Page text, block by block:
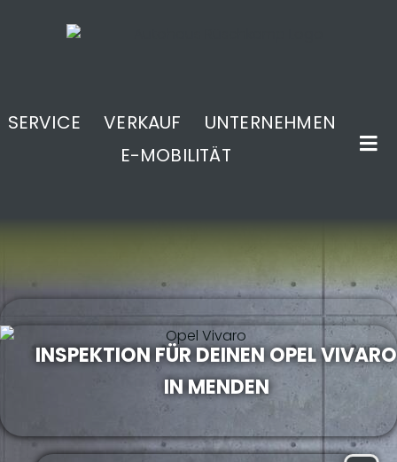
SERVICE VERKAUF
UNTERNEHMEN
E-MOBILITÄT
.
INSPEKTION FÜR DEINEN OPEL VIVARO
IN MENDEN